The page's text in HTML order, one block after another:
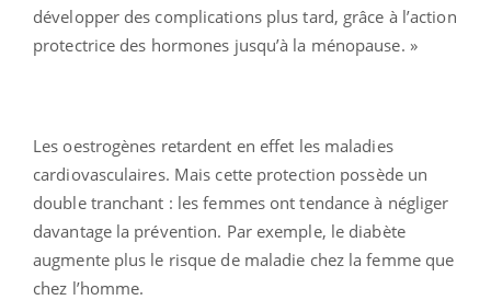
développer des complications plus tard, grâce à l’action
protectrice des hormones jusqu’à la ménopause. »
Les oestrogènes retardent en effet les maladies
cardiovasculaires. Mais cette protection possède un
double tranchant : les femmes ont tendance à négliger
davantage la prévention. Par exemple, le diabète
augmente plus le risque de maladie chez la femme que
chez l’homme.